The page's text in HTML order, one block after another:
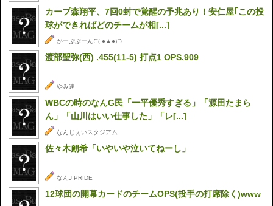
カープ森翔平、7回0封で覚醒の予兆あり！安仁屋｢この投
球ができればどのチームが相[...]
かーぷぶーん⊂( ●▲●)⊃
渡部聖弥(西) .455(11-5) 打点1 OPS.909
やみ速
WBCの時のなんG民「一平優秀すぎる」「源田たまら
ん」「山川はいい仕事した」「レ[...]
なんじぇいスタジアム
佐々木朗希「いやいや泣いてねーし」
なんJ PRIDE
12球団の開幕カードのチームOPS(投手の打席除く)www